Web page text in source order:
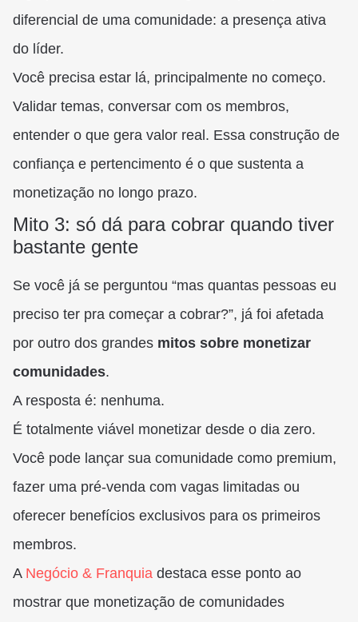
diferencial de uma comunidade: a presença ativa
do líder.
Você precisa estar lá, principalmente no começo.
Validar temas, conversar com os membros,
entender o que gera valor real. Essa construção de
confiança e pertencimento é o que sustenta a
monetização no longo prazo.
Mito 3: só dá para cobrar quando tiver
bastante gente
Se você já se perguntou “mas quantas pessoas eu
preciso ter pra começar a cobrar?”, já foi afetada
por outro dos grandes mitos sobre monetizar
comunidades.
A resposta é: nenhuma.
É totalmente viável monetizar desde o dia zero.
Você pode lançar sua comunidade como premium,
fazer uma pré-venda com vagas limitadas ou
oferecer benefícios exclusivos para os primeiros
membros.
A Negócio & Franquia destaca esse ponto ao
mostrar que monetização de comunidades